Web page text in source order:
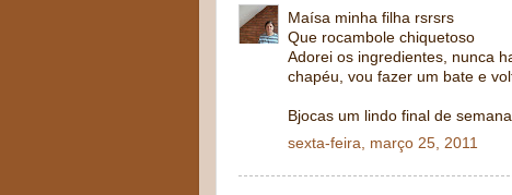
Maísa minha filha rsrsrs
Que rocambole chiquetoso
Adorei os ingredientes, nunca
chapéu, vou fazer um bate e
Bjocas um lindo final de semana
sexta-feira, março 25, 2011